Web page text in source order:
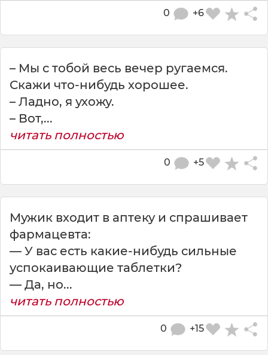
+6
0
– Мы с тобой весь вечер ругаемся.
Скажи что-нибудь хорошее.
– Ладно, я ухожу.
– Вот,...
читать полностью
+5
0
Мужик входит в аптеку и спрашивает
фармацевта:
— У вас есть какие-нибудь сильные
успокаивающие таблетки?
— Да, но...
читать полностью
+15
0